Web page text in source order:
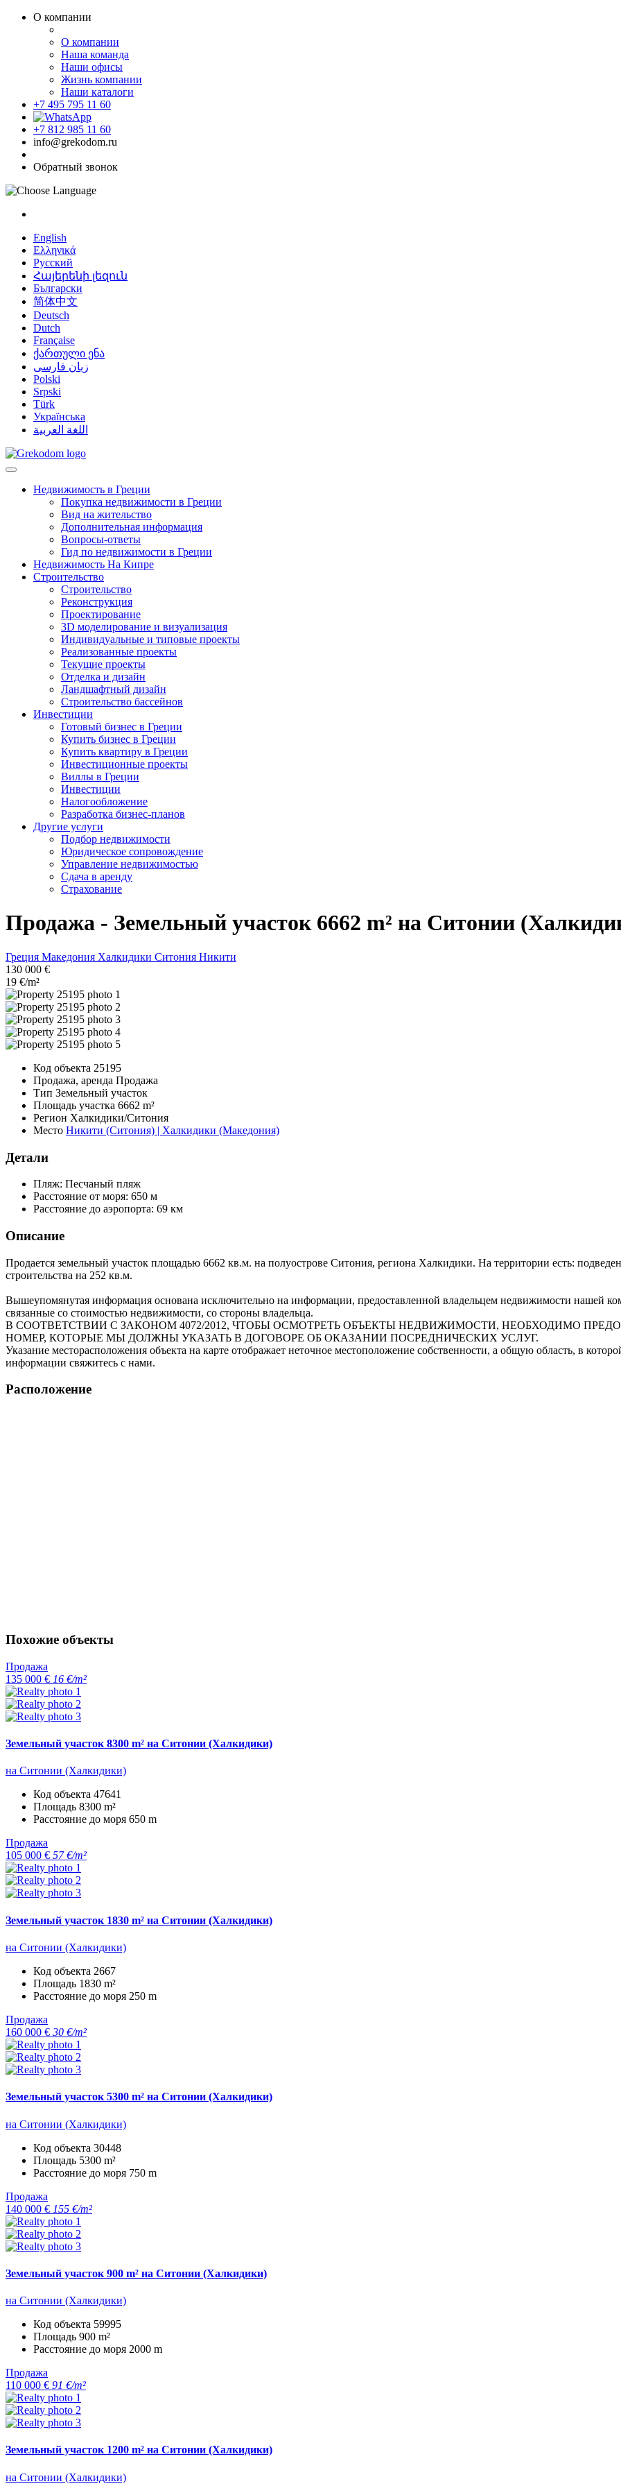
О компании
О компании
Наша команда
Наши офисы
Жизнь компании
Наши каталоги
+7 495 795 11 60
+7 812 985 11 60
info@grekodom.ru
Обратный звонок
English
Ελληνικά
Русский
Հայերենի լեզուն
Български
简体中文
Deutsch
Dutch
Française
ქართული ენა
زبان فارسی
Polski
Srpski
Türk
Українська
اللغة العربية
Недвижимость в Греции
Покупка недвижимости в Греции
Вид на жительство
Дополнительная информация
Вопросы-ответы
Гид по недвижимости в Греции
Недвижимость На Кипре
Строительство
Строительство
Реконструкция
Проектирование
3D моделирование и визуализация
Индивидуальные и типовые проекты
Реализованные проекты
Текущие проекты
Отделка и дизайн
Ландшафтный дизайн
Строительство бассейнов
Инвестиции
Готовый бизнес в Греции
Купить бизнес в Греции
Купить квартиру в Греции
Инвестиционные проекты
Виллы в Греции
Инвестиции
Налогообложение
Разработка бизнес-планов
Другие услуги
Подбор недвижимости
Юридическое сопровождение
Управление недвижимостью
Сдача в аренду
Страхование
Продажа - Земельный участок 6662 m² на Ситонии
Греция Македония Халкидики Ситония Никити
130 000 €
19 €/m²
Код объекта 25195
Продажа, аренда Продажа
Тип Земельный участок
Площадь участка 6662 m²
Регион Халкидики/Ситония
Место Никити (Ситония) | Халкидики (Македония)
Детали
Пляж: Песчаный пляж
Расстояние от моря: 650 м
Расстояние до аэропорта: 69 км
Описание
Продается земельный участок площадью 6662 кв.м. на полуострове Ситония, региона Халкидики. На территории есть:
строительства на 252 кв.м.
Вышеупомянутая информация основана исключительно на информации, предоставленной владельцем недвижимости нашей
связанные со стоимостью недвижимости, со стороны владельца.
В СООТВЕТСТВИИ С ЗАКОНОМ 4072/2012, ЧТОБЫ ОСМОТРЕТЬ ОБЪЕКТЫ НЕДВИЖИМОСТИ, НЕОБХОДИМО
НОМЕР, КОТОРЫЕ МЫ ДОЛЖНЫ УКАЗАТЬ В ДОГОВОРЕ ОБ ОКАЗАНИИ ПОСРЕДНИЧЕСКИХ УСЛУГ.
Указание месторасположения объекта на карте отображает неточное местоположение собственности, а общую область, в
информации свяжитесь с нами.
Расположение
Похожие объекты
Продажа
135 000 € 16 €/m²
Земельный участок 8300 m² на Ситонии (Халкидики)
на Ситонии (Халкидики)
Код объекта 47641
Площадь 8300 m²
Расстояние до моря 650 m
Продажа
105 000 € 57 €/m²
Земельный участок 1830 m² на Ситонии (Халкидики)
на Ситонии (Халкидики)
Код объекта 2667
Площадь 1830 m²
Расстояние до моря 250 m
Продажа
160 000 € 30 €/m²
Земельный участок 5300 m² на Ситонии (Халкидики)
на Ситонии (Халкидики)
Код объекта 30448
Площадь 5300 m²
Расстояние до моря 750 m
Продажа
140 000 € 155 €/m²
Земельный участок 900 m² на Ситонии (Халкидики)
на Ситонии (Халкидики)
Код объекта 59995
Площадь 900 m²
Расстояние до моря 2000 m
Продажа
110 000 € 91 €/m²
Земельный участок 1200 m² на Ситонии (Халкидики)
на Ситонии (Халкидики)